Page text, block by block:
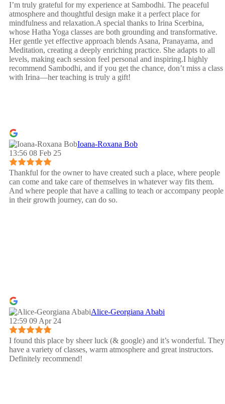
I’m truly grateful for my experience at Sambodhi. The peaceful
atmosphere and thoughtful design make it a perfect place for
mindfulness and relaxation.A special thanks to Irina Scerbina,
whose Hatha Yoga classes are both grounding and transformative.
Her gentle yet effective approach blends Asana, Pranayama, and
Meditation, creating a deeply enriching practice. She adapts to all
levels, making each session feel personal and inspiring.I highly
recommend Sambodhi, and if you get the chance, don’t miss a class
with Irina—her teaching is truly a gift!
Ioana-Roxana Bob
13:56 08 Feb 25
Thankful for the owner to have created such a place, where people
can come and take care of themselves in whatever way fits them.
And where people that have a calling to teach or accompany people
in their growth journey, can do so.
Alice-Georgiana Ababi
12:59 09 Apr 24
I found this place by sheer luck (& google) and it’s wonderful. They
have a variety of classes, warm atmosphere and great instructors.
Definitely recommend!